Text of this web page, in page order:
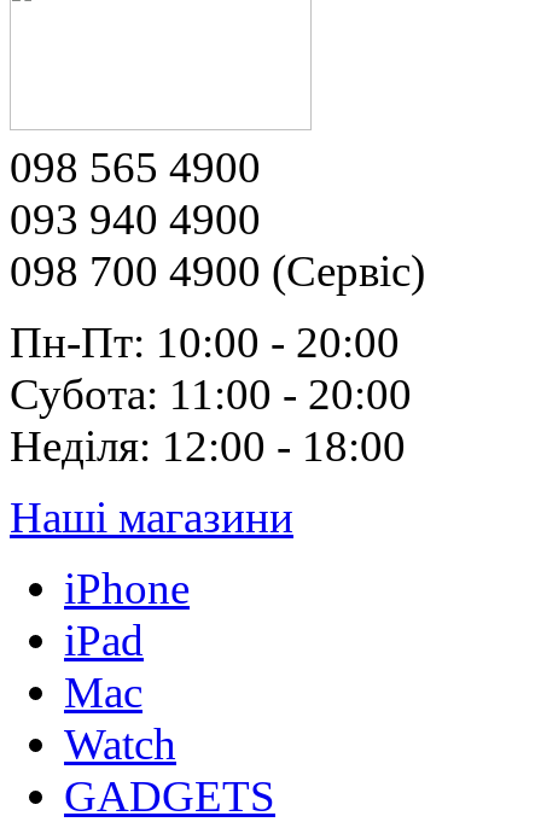
098 565 4900
093 940 4900
098 700 4900 (Сервіс)
Пн-Пт: 10:00 - 20:00
Субота: 11:00 - 20:00
Неділя: 12:00 - 18:00
Наші магазини
iPhone
iPad
Mac
Watch
GADGETS